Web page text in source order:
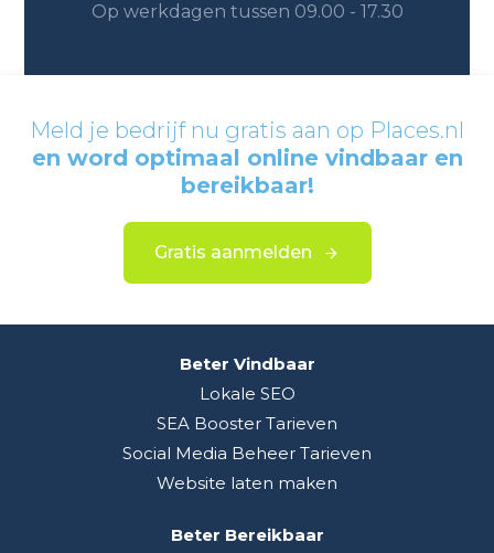
Op werkdagen tussen 09.00 - 17.30
Meld je bedrijf nu gratis aan op Places.nl
en word optimaal online vindbaar en
bereikbaar!
Gratis aanmelden
Beter Vindbaar
Lokale SEO
SEA Booster Tarieven
Social Media Beheer Tarieven
Website laten maken
Beter Bereikbaar